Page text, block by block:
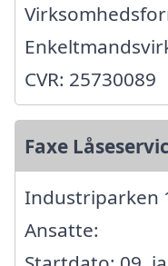
CVR: 25730089
Faxe
Industriparken
Ansatte: